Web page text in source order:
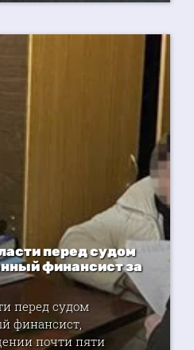
перед судом
финансист за
перед судом
финансист,
почти пяти